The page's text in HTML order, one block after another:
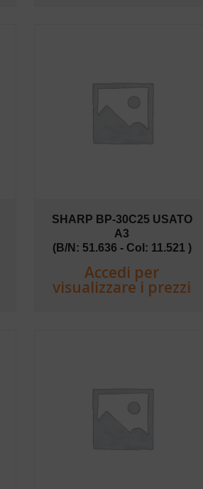
SHARP BP-30C25 USATO
A3
(B/N: 51.636 - Col: 11.521 )
Accedi per
visualizzare i prezzi